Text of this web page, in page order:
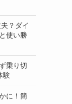
？ダイ
使い勝
乗り切
験
に！簡